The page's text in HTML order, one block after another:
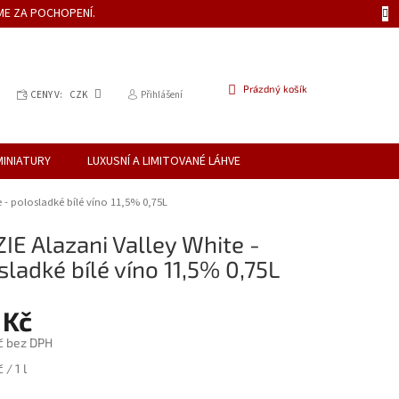
ZA POCHOPENÍ.
CENY V: CZK Přihlášení
NÁKUPNÍ
Prázdný košík
LUXUSNÍ A LIMITOVANÉ LÁHVE
- polosladké bílé víno 11,5% 0,75L
Alazani Valley White -
bílé víno 11,5% 0,75L
bez DPH
/ 1 l